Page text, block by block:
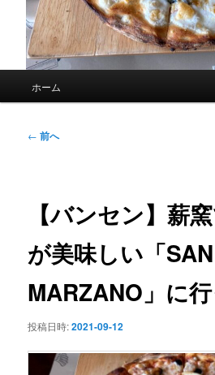
ホーム
投
ョ
ン
← 前へ
【バンセン】薪
が美味しい「SAN
MARZANO」に
投稿日時:2021-09-12